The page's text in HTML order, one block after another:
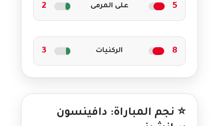
5 على المرمى 2
8 الركنيات 3
⭐️ نجم المباراة: دافينسون